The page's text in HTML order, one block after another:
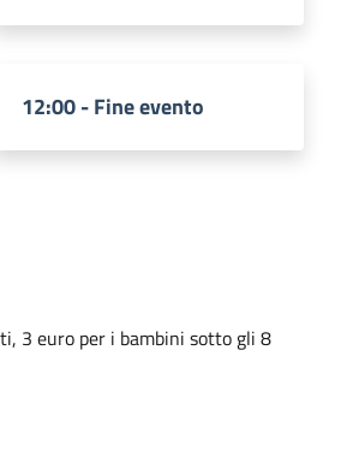
12:00 - Fine evento
3 euro per i bambini sotto gli 8